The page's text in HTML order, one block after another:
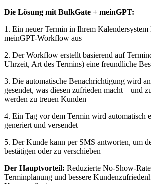
Die Lösung mit BulkGate + meinGPT:
1. Ein neuer Termin in Ihrem
meinGPT-Workflow aus
2. Der Workflow erstellt basierend auf
Uhrzeit, Art des Termins) eine freundliche
3. Die automatische Benachrichtigung wird
gesendet, was diesen zufrieden macht – und
werden zu treuen Kunden
4. Ein Tag vor dem Termin wird automatisch
generiert und versendet
5. Der Kunde kann per SMS antworten, um
bestätigen oder zu verschieben
Der Hauptvorteil: Reduzierte No-Show-
Terminplanung und bessere